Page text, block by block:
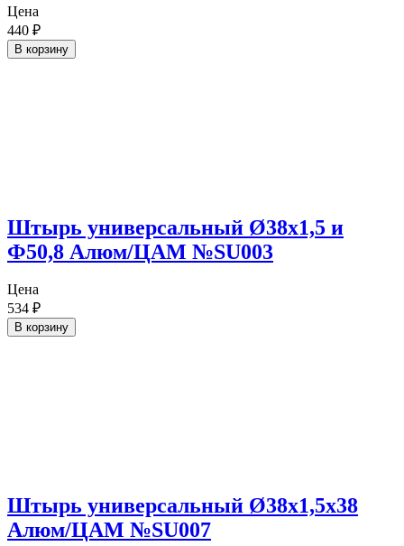
Цена
440 ₽
В корзину
Штырь универсальный Ø38х1,5 и
Ф50,8 Алюм/ЦАМ №SU003
Цена
534 ₽
В корзину
Штырь универсальный Ø38х1,5х38
Алюм/ЦАМ №SU007